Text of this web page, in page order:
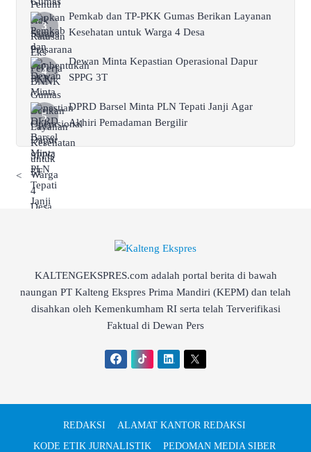
Pemkab dan TP-PKK Gumas Berikan Layanan
Kesehatan untuk Warga 4 Desa
Dewan Minta Kepastian Operasional Dapur
SPPG 3T
DPRD Barsel Minta PLN Tepati Janji Agar
Akhiri Pemadaman Bergilir
<
KALTENGEKSPRES.com adalah portal berita di bawah
naungan PT Kalteng Ekspres Prima Mandiri (KEPM) dan telah
disahkan oleh Kemenkumham RI serta telah Terverifikasi
Faktual di Dewan Pers
REDAKSI
ALAMAT KANTOR REDAKSI
KODE ETIK JURNALISTIK
PEDOMAN MEDIA SIBER